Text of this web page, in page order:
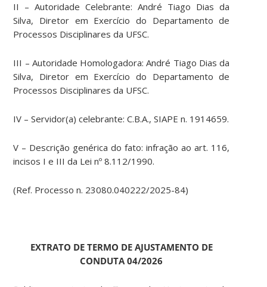
II – Autoridade Celebrante: André Tiago Dias da
Silva, Diretor em Exercício do Departamento de
Processos Disciplinares da UFSC.
III – Autoridade Homologadora: André Tiago Dias da
Silva, Diretor em Exercício do Departamento de
Processos Disciplinares da UFSC.
IV – Servidor(a) celebrante: C.B.A., SIAPE n. 1914659.
V – Descrição genérica do fato: infração ao art. 116,
incisos I e III da Lei nº 8.112/1990.
(Ref. Processo n. 23080.040222/2025-84)
EXTRATO DE TERMO DE AJUSTAMENTO DE
CONDUTA 04/2026